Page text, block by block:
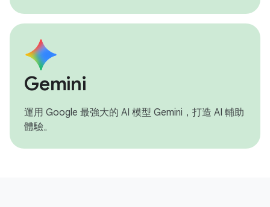
Gemini
運用 Google 最強大的 AI 模型 Gemini，打造 AI 輔助
體驗。